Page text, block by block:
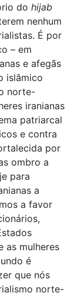
do hijab
nenhum
É por
– em
e afegãs
islâmico
norte-
iranianas
patriarcal
e contra
por
ombro a
para
a
a favor
as mulheres
é
que nós
norte-